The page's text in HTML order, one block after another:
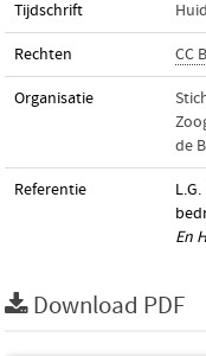
Tijdschrift
Rechten CC
Organisatie
de
Referentie
En
Download PDF